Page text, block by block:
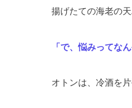
揚げたての海老の
「で、悩みってなん
オトンは、冷酒を